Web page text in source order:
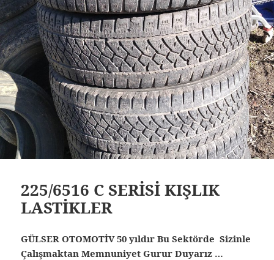
225/6516 C SERİSİ KIŞLIK
LASTİKLER
GÜLSER OTOMOTİV 50 yıldır Bu Sektörde Sizinle
Çalışmaktan Memnuniyet Gurur Duyarız …